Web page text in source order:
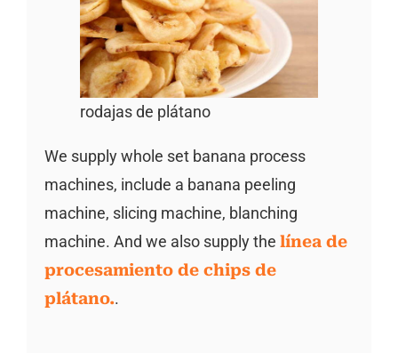
rodajas de plátano
We supply whole set banana process
machines, include a banana peeling
machine, slicing machine, blanching
machine. And we also supply the línea de
procesamiento de chips de
plátano..